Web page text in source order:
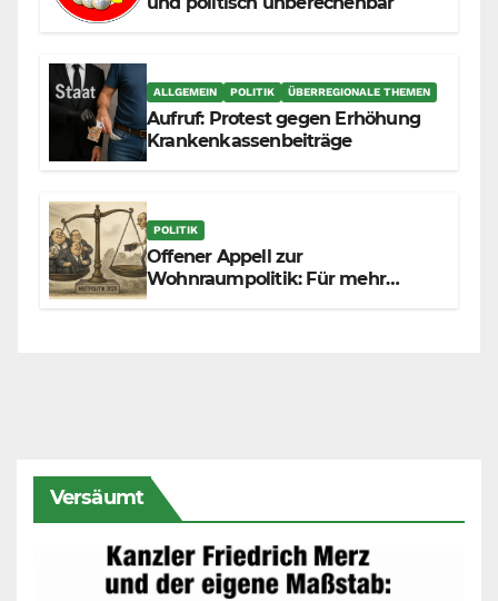
ALLGEMEIN POLITIK ÜBERREGIONALE THEMEN
Aufruf: Protest gegen Erhöhung
Krankenkassenbeiträge
POLITIK
Offener Appell zur
Wohnraumpolitik: Für mehr
Versäumt